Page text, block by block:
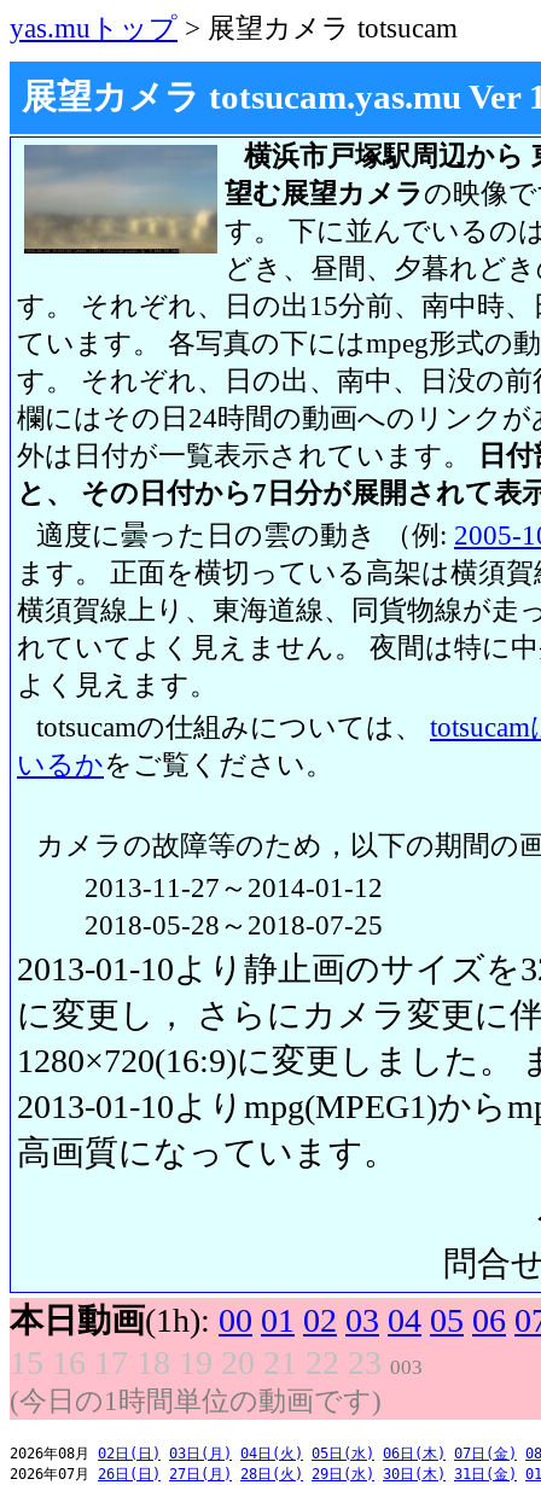
yas.muトップ > 展望カメラ totsucam
展望カメラ totsucam.yas.mu Ver
横浜市戸塚駅周辺から
望む展望カメラの映像
す。 下に並んでいるの
どき、昼間、夕暮れど
す。 それぞれ、日の出15分前、南中時
ています。 各写真の下にはmpeg形式の
す。 それぞれ、日の出、南中、日没の
欄にはその日24時間の動画へのリンク
外は日付が一覧表示されています。
日
と、 その日付から7日分が展開されて表
適度に曇った日の雲の動き （例: 2005-
ます。 正面を横切っている高架は横須
横須賀線上り、東海道線、同貨物線が走
れていてよく見えません。 夜間は特に
よく見えます。
totsucamの仕組みについては、
いるかをご覧ください。
カメラの故障等のため，以下の期間の
2013-11-27～2014-01-12
2018-05-28～2018-07-25
2013-01-10より静止画のサイズを
に変更し， さらにカメラ変更に
1280×720(16:9)に変更しました。
2013-01-10よりmpg(MPEG1)から
高画質になっています。
問合
本日動画(1h): 00 01 02 03 04 05 06
15 16 17 18 19 20 21 22 23 003
(今日の1時間単位の動画です)
2026年08月 02日(日) 03日(月) 04日(火) 05日(水) 06日(木) 07日(金)
2026年07月 26日(日) 27日(月) 28日(火) 29日(水) 30日(木) 31日(金)